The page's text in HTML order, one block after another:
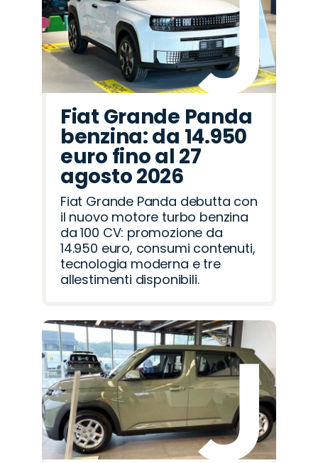
Fiat Grande Panda
benzina: da 14.950
euro fino al 27
agosto 2026
Fiat Grande Panda debutta con
il nuovo motore turbo benzina
da 100 CV: promozione da
14.950 euro, consumi contenuti,
tecnologia moderna e tre
allestimenti disponibili.